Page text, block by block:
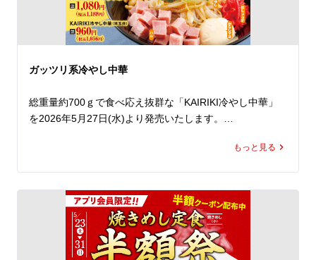
しかも！今年は初の3日間開催！
今まで週末でお越しいただけなかったお客様にもぜひご来
店いただきたく、金曜日も開催いたします。
1年で最もお得な3日間！
ランチやディナーに皆さまのご来店を心よりお待ちしてお
*1 無料クーポンご使用の際は、「京都背脂醤油ラーメン
(並)」以外のラーメンも差額をお支払いいただくことでご
*2 無料クーポンの引き換えには必ずラーメン魁力屋公式
アプリのダウンロードと会員登録が必要です。
ガッツリ系冷やし中華
総重量約700ｇで食べ応え抜群な「KAIRIKI冷やし中華」
を2026年5月27日(水)より発売いたします。
ラーメン魁力屋自慢の醤油かえしをベースに、旨みと酸味
どこか懐かしさを感じる味わいながらも、ガツンと食べ応
えのある一杯に仕上げました。
冷やし中華定番のハムや玉子は、魁力屋らしく豪快にトッ
もっと見る